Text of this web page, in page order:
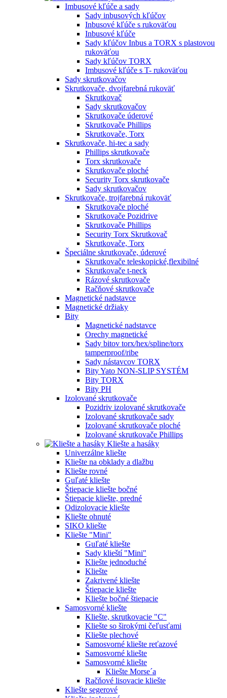
Imbusové kľúče a sady
Sady inbusových kľúčov
Inbusové kľúče s rukoväťou
Inbusové kľúče
Sady kľúčov Inbus a TORX s plastovou
rukoväťou
Sady kľúčov TORX
Imbusové kľúče s T- rukoväťou
Sady skrutkovačov
Skrutkovače, dvojfarebná rukoväť
Skrutkovač
Sady skrutkovačov
Skrutkovače úderové
Skrutkovače Phillips
Skrutkovače, Torx
Skrutkovače, hi-tec a sady
Phillips skrutkovače
Torx skrutkovače
Skrutkovače ploché
Security Torx skrutkovače
Sady skrutkovačov
Skrutkovače, trojfarebná rukoväť
Skrutkovače ploché
Skrutkovače Pozidrive
Skrutkovače Phillips
Security Torx Skrutkovač
Skrutkovače, Torx
Špeciálne skrutkovače, úderové
Skrutkovače teleskopické,flexibilné
Skrutkovače t-neck
Rázové skrutkovače
Račňové skrutkovače
Magnetické nadstavce
Magnetické držiaky
Bity
Magnetické nadstavce
Orechy magnetické
Sady bitov torx/hex/spline/torx
tamperproof/ribe
Sady nástavcov TORX
Bity Yato NON-SLIP SYSTÉM
Bity TORX
Bity PH
Izolované skrutkovače
Pozidriv izolované skrutkovače
Izolované skrutkovače sady
Izolované skrutkovače ploché
Izolované skrutkovače Phillips
Kliešte a hasáky
Univerzálne kliešte
Kliešte na obklady a dlažbu
Kliešte rovné
Guľaté kliešte
Štiepacie kliešte bočné
Štiepacie kliešte, predné
Odizolovacie kliešte
Kliešte ohnuté
SIKO kliešte
Kliešte "Mini"
Guľaté kliešte
Sady klieští "Mini"
Kliešte jednoduché
Kliešte
Zakrivené kliešte
Štiepacie kliešte
Kliešte bočné štiepacie
Samosvorné kliešte
Kliešte, skrutkovacie "C"
Kliešte so širokými čeľusťami
Kliešte plechové
Samosvorné kliešte reťazové
Samosvorné kliešte
Samosvorné kliešte
Kliešte Morse´a
Račňové lisovacie kliešte
Kliešte segerové